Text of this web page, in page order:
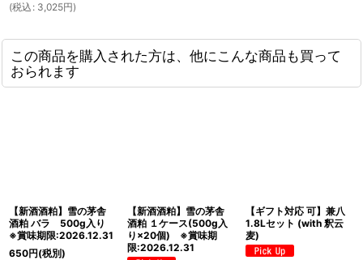
(税込 : 3,025円)
この商品を購入された方は、他にこんな商品も買って
おられます
【新酒酒粕】雪の茅舎
酒粕 バラ 500g入り
※賞味期限:2026.12.31
650円(税別)
【新酒酒粕】雪の茅舎
酒粕 １ケース(500g入
り×20個) ※賞味期
限:2026.12.31
【ギフト対応 可】兼八
1.8Lセット (with 釈云
麦)